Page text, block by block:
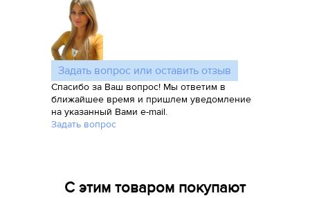
Задать вопрос или оставить отзыв
Спасибо за Ваш вопрос! Мы ответим в
ближайшее время и пришлем уведомление
на указанный Вами e-mail.
Задать вопрос
С этим товаром покупают